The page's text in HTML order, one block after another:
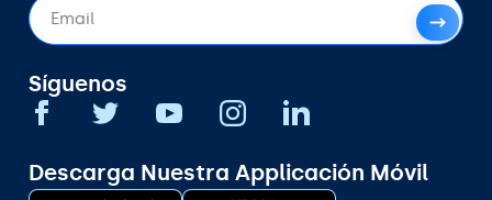
Síguenos
Descarga Nuestra Applicación Móvil